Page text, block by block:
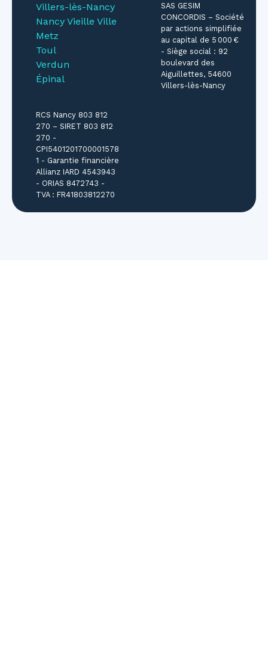
Villers-lès-Nancy
Nancy Vieille Ville
Metz
Toul
Verdun
Épinal
SAS GESIM
CONCORDIS – Société
par actions simplifiée
au capital de 5 000 €
- Siège social : 92
boulevard des
Aiguillettes, 54600
Villers-lès-Nancy
RCS Nancy 803 812
270 – SIRET 803 812
270 -
CPI5401201700001578
1 - Garantie financière
Allianz IARD 4543943
- ORIAS 8472743 -
TVA : FR41803812270